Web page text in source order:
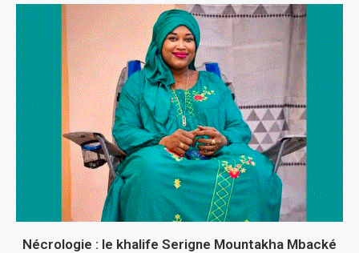
Nécrologie : le khalife Serigne Mountakha Mbacké